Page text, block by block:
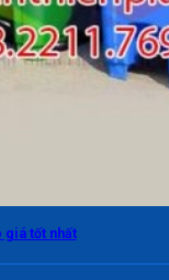
giá tốt nhất